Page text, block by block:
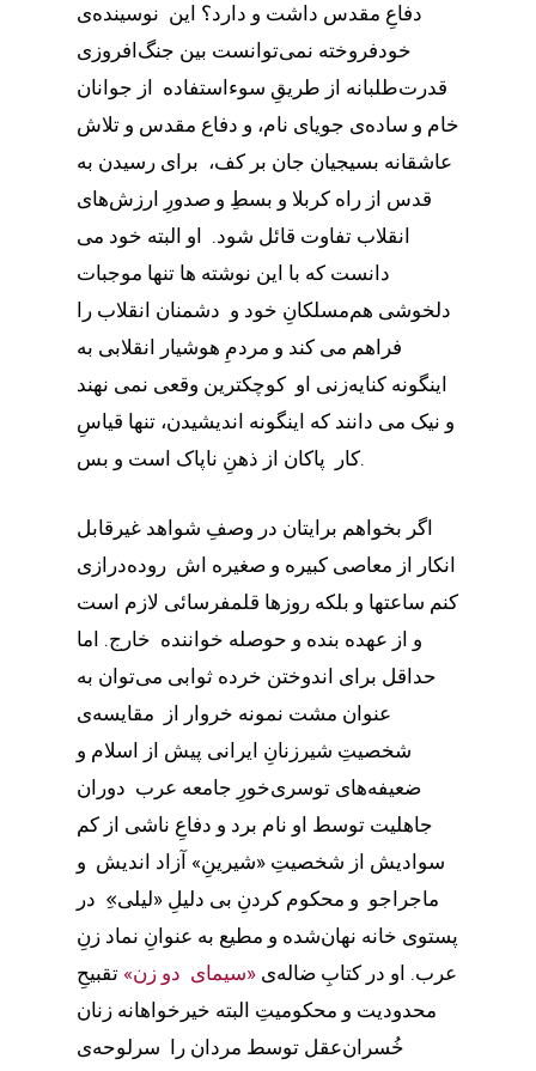
دفاعِ مقدس داشت و دارد؟ این نوسینده‌ی
خودفروخته نمی‌توانست بین جنگ‌افروزی
قدرت‌طلبانه از طریقِ سوءاستفاده از جوانان
خام و ساده‌ی جویای نام، و دفاع مقدس و تلاش
عاشقانه بسیجیان جان بر کف، برای رسیدن به
قدس از راه کربلا و بسطِ و صدورِ ارزش‌های
انقلاب تفاوت قائل شود. او البته خود می
دانست که با این نوشته ها تنها موجبات
دلخوشی هم‌مسلکانِ خود و دشمنان انقلاب را
فراهم می کند و مردمِ هوشیار انقلابی به
اینگونه کنایه‌زنی او کوچکترین وقعی نمی نهند
و نیک می دانند که اینگونه اندیشیدن، تنها قیاس‌ِ
کار پاکان از ذهنِ ناپاک است و بس.
اگر بخواهم برایتان در وصفِ شواهد غیرقابل
انکار از معاصی کبیره و صغیره اش روده‌درازی
کنم ساعتها و بلکه روزها قلمفرسائی لازم است
و از عهده بنده و حوصله خواننده خارج. اما
حداقل برای اندوختن خرده ثوابی می‌توان به
عنوان مشت نمونه خروار از مقایسه‌ی
شخصیتِ شیرزنانِ ایرانی پیش از اسلام و
ضعیفه‌های توسری‌خورِ جامعه عرب دوران
جاهلیت توسط او نام برد و دفاعِ ناشی از کم
سوادیش از شخصیتِ «شیرینِ» آزاد اندیش و
ماجراجو و محکوم کردنِ بی دلیلِ «لیلی»ِ در
پستوی خانه نهان‌شده و مطیع به عنوانِ نماد زنِ
عرب. او در کتابِ ضاله‌ی «سیمای دو زن» تقبیحِ
محدودیت و محکومیتِ البته خیرخواهانه زنان
خُسران‌عقل توسط مردان را سرلوحه‌ی